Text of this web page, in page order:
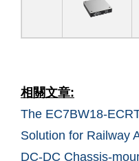
相關文章:
The EC7BW18-
Solution for Railway
DC-DC Chassis-